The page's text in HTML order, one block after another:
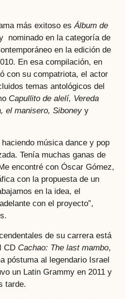
más exitoso esÁlbum de
nominado en la categoría de
en la edición de
En esa compilación, en
con su compatriota, el actor
temas antológicos del
Capullito de alelí, Vereda
el manisero, Siboney y
música dance y pop
Tenía muchas ganas de
encontré con Óscar Gómez,
con la propuesta de un
en la idea, el
con el proyecto”,
de su carrera está
CD Cachao: The last mambo,
póstuma al legendario Israel
un Latin Grammy en 2011 y
tarde.